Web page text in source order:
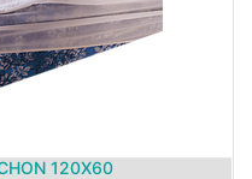
120X60